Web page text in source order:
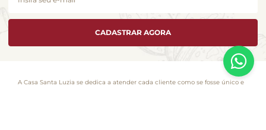
CADASTRAR AGORA
A Casa Santa Luzia se dedica a atender cada cliente como se fosse único e